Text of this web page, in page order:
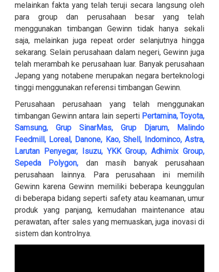
melainkan fakta yang telah teruji secara langsung oleh
para group dan perusahaan besar yang telah
menggunakan timbangan Gewinn tidak hanya sekali
saja, melainkan juga repeat order selanjutnya hingga
sekarang. Selain perusahaan dalam negeri, Gewinn juga
telah merambah ke perusahaan luar. Banyak perusahaan
Jepang yang notabene merupakan negara berteknologi
tinggi menggunakan referensi timbangan Gewinn.
Perusahaan perusahaan yang telah menggunakan
timbangan Gewinn antara lain seperti Pertamina,Toyota,
Samsung, Grup SinarMas, Grup Djarum,
Malindo
Feedmill, Loreal, Danone, Kao, Shell, Indominco,Astra,
Larutan Penyegar, Isuzu, YKK Group, Adhimix Group,
Sepeda Polygon,
dan masih banyak perusahaan
perusahaan lainnya. Para perusahaan ini memilih
Gewinn karena Gewinn memiliki beberapa keunggulan
di beberapa bidang seperti safety atau keamanan, umur
produk yang panjang, kemudahan maintenance atau
perawatan, after sales yang memuaskan, juga inovasi di
sistem dan kontrolnya.